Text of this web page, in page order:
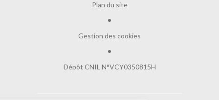
Plan du site
Gestion des cookies
Dépôt CNIL N°VCY0350815H